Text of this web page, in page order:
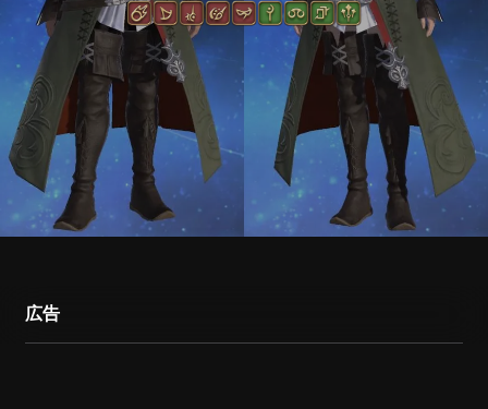
広告